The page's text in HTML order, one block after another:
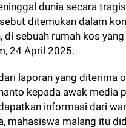
dunia secara
ditemukan dalam
di sebuah rumah kos
24 April 2025.
laporan yang diterima
kepada awak media
informasi dari
mahasiswa malang itu